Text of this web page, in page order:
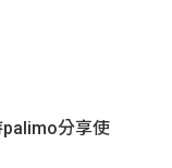
palimo分享使